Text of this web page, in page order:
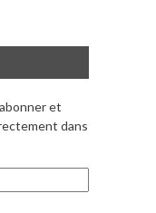
et
dans